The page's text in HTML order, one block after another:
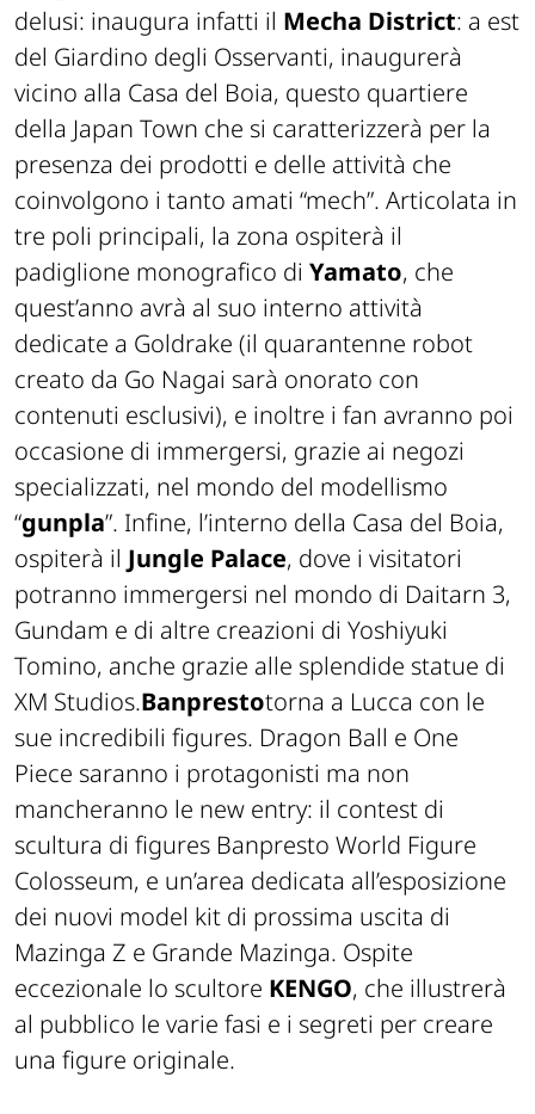
delusi: inaugura infatti il Mecha District: a est
del Giardino degli Osservanti, inaugurerà
vicino alla Casa del Boia, questo quartiere
della Japan Town che si caratterizzerà per la
presenza dei prodotti e delle attività che
coinvolgono i tanto amati “mech”. Articolata in
tre poli principali, la zona ospiterà il
padiglione monografico di Yamato, che
quest’anno avrà al suo interno attività
dedicate a Goldrake (il quarantenne robot
creato da Go Nagai sarà onorato con
contenuti esclusivi), e inoltre i fan avranno poi
occasione di immergersi, grazie ai negozi
specializzati, nel mondo del modellismo
“gunpla”. Infine, l’interno della Casa del Boia,
ospiterà il Jungle Palace, dove i visitatori
potranno immergersi nel mondo di Daitarn 3,
Gundam e di altre creazioni di Yoshiyuki
Tomino, anche grazie alle splendide statue di
XM Studios.Banprestotorna a Lucca con le
sue incredibili figures. Dragon Ball e One
Piece saranno i protagonisti ma non
mancheranno le new entry: il contest di
scultura di figures Banpresto World Figure
Colosseum, e un’area dedicata all’esposizione
dei nuovi model kit di prossima uscita di
Mazinga Z e Grande Mazinga. Ospite
eccezionale lo scultore KENGO, che illustrerà
al pubblico le varie fasi e i segreti per creare
una figure originale.